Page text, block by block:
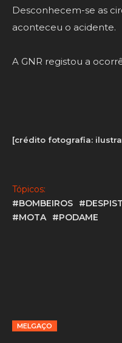
Desconhecem-se as
aconteceu o acidente.
A GNR registou a
[crédito fotografia:
Tópicos:
#BOMBEIROS
#MOTA
#PODAME
MELGAÇO